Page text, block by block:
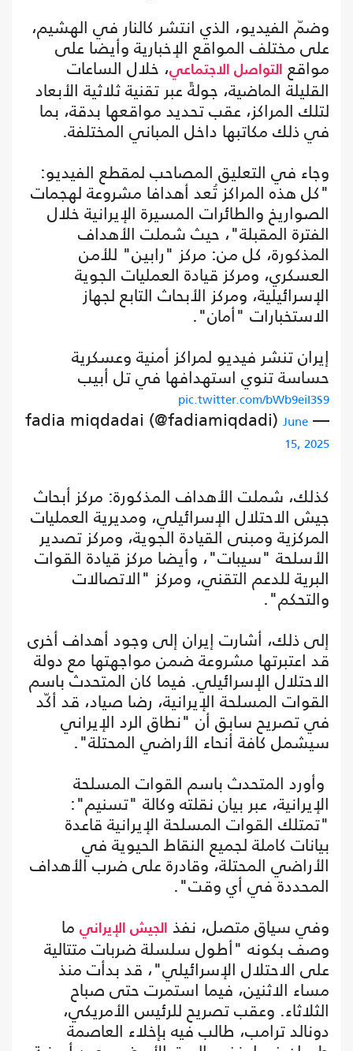
وضمّ الفيديو، الذي انتشر كالنار في الهشيم،
على مختلف المواقع الإخبارية وأيضا على
مواقع التواصل الاجتماعي، خلال الساعات
القليلة الماضية، جولةً عبر تقنية ثلاثية الأبعاد
لتلك المراكز، عقب تحديد مواقعها بدقة، بما
في ذلك مكاتبها داخل المباني المختلفة.
وجاء في التعليق المصاحب لمقطع الفيديو:
"كل هذه المراكز تُعد أهدافا مشروعة لهجمات
الصواريخ والطائرات المسيرة الإيرانية خلال
الفترة المقبلة"، حيث شملت الأهداف
المذكورة، كل من: مركز "رابين" للأمن
العسكري، ومركز قيادة العمليات الجوية
الإسرائيلية، ومركز الأبحاث التابع لجهاز
الاستخبارات "أمان".
إيران تنشر فيديو لمراكز أمنية وعسكرية
حساسة تنوي استهدافها في تل أبيب
pic.twitter.com/bWb9eiI3S9
— fadia miqdadai (@fadiamiqdadi)
June
15, 2025
كذلك، شملت الأهداف المذكورة: مركز أبحاث
جيش الاحتلال الإسرائيلي، ومديرية العمليات
المركزية ومبنى القيادة الجوية، ومركز تصدير
الأسلحة "سيبات"، وأيضا مركز قيادة القوات
البرية للدعم التقني، ومركز "الاتصالات
والتحكم".
إلى ذلك، أشارت إيران إلى وجود أهداف أخرى
قد اعتبرتها مشروعة ضمن مواجهتها مع دولة
الاحتلال الإسرائيلي. فيما كان المتحدث باسم
القوات المسلحة الإيرانية، رضا صياد، قد أكّد
في تصريح سابق أن "نطاق الرد الإيراني
سيشمل كافة أنحاء الأراضي المحتلة".
وأورد المتحدث باسم القوات المسلحة
الإيرانية، عبر بيان نقلته وكالة "تسنيم":
"تمتلك القوات المسلحة الإيرانية قاعدة
بيانات كاملة لجميع النقاط الحيوية في
الأراضي المحتلة، وقادرة على ضرب الأهداف
المحددة في أي وقت".
وفي سياق متصل، نفذ
الجيش الإيراني ما
وصف بكونه "أطول سلسلة ضربات متتالية
على الاحتلال الإسرائيلي"، قد بدأت منذ
مساء الاثنين، فيما استمرت حتى صباح
الثلاثاء. وعقب تصريح للرئيس الأمريكي،
دونالد ترامب، طالب فيه بإخلاء العاصمة